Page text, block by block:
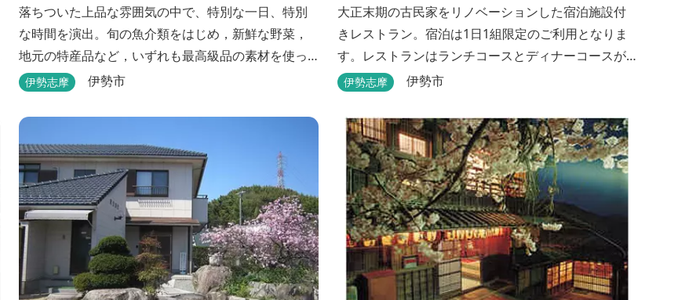
落ちついた上品な雰囲気の中で、特別な一日、特別
な時間を演出。旬の魚介類をはじめ，新鮮な野菜，
地元の特産品など，いずれも最高級品の素材を使っ
た懐石料理が一品出しで味わえます。昼食・夕食・
伊勢志摩 伊勢市
大正末期の古民家をリノベーションした宿泊施設付
きレストラン。宿泊は1日1組限定のご利用となりま
す。レストランはランチコースとディナーコースが
あります。
伊勢志摩 伊勢市